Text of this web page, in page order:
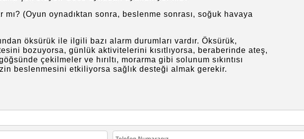
(Oyun oynadıktan sonra, beslenme sonrası, soğuk havaya
öksürük ile ilgili bazı alarm durumları vardır. Öksürük,
bozuyorsa, günlük aktivitelerini kısıtlıyorsa, beraberinde ateş,
çekilmeler ve hırıltı, morarma gibi solunum sıkıntısı
beslenmesini etkiliyorsa sağlık desteği almak gerekir.